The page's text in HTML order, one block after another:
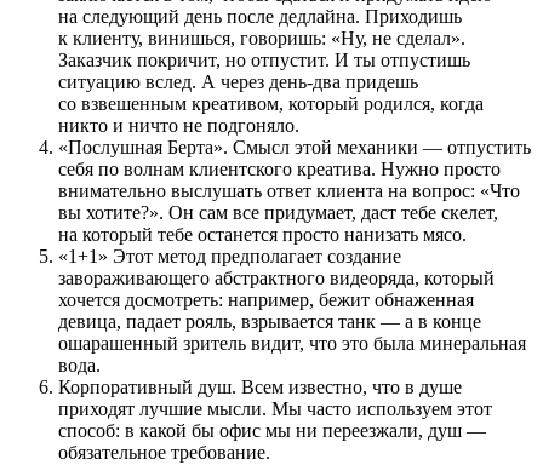
на следующий день после дедлайна. Приходишь
к клиенту, винишься, говоришь: «Ну, не сделал».
Заказчик покричит, но отпустит. И ты отпустишь
ситуацию вслед. А через день-два придешь
со взвешенным креативом, который родился, когда
никто и ничто не подгоняло.
«Послушная Берта». Смысл этой механики — отпустить
себя по волнам клиентского креатива. Нужно просто
внимательно выслушать ответ клиента на вопрос: «Что
вы хотите?». Он сам все придумает, даст тебе скелет,
на который тебе останется просто нанизать мясо.
«1+1» Этот метод предполагает создание
завораживающего абстрактного видеоряда, который
хочется досмотреть: например, бежит обнаженная
девица, падает рояль, взрывается танк — а в конце
ошарашенный зритель видит, что это была минеральная
вода.
Корпоративный душ. Всем известно, что в душе
приходят лучшие мысли. Мы часто используем этот
способ: в какой бы офис мы ни переезжали, душ —
обязательное требование.